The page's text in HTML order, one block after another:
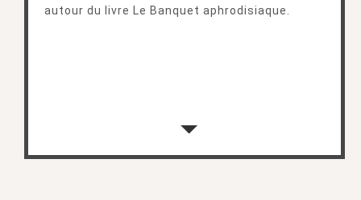
autour du livre Le Banquet aphrodisiaque.